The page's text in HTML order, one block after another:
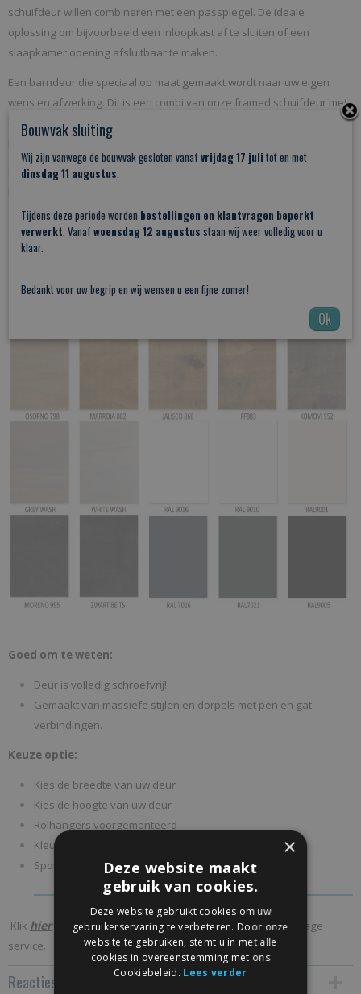
schuifdeur willen combineren met een passpiegel. De ideale
oplossing om bijvoorbeeld een inloopkast af te sluiten of een
slaapkamer opening afsluitbaar te maken.​​
Een barndeur die speciaal op maat gemaakt wordt naar uw eigen
wens en afwerking. Dit is een combi van onze framed schuifdeur met
een op 4mm dunne op maat gemaakte spiegel. De ideale deur voor
Kortom een unieke loftdeur met een fraaie afwerking waarvan u zelf
BESTEL DEZE SCHUIFDEUR 1 VAN DE VOLGENDE KLEUREN:
Goed om te weten:
Deur is volledig schroefvrij!
Gemaakt van massiefe stijlen en dorpels met pen en gat
verbindingen.
Keuze optie:
Kies de breedte van uw deur
Kies de hoogte van uw deur
Rolhangers voorgemonteerd
Kleurafwerking deur
Sponning voor de vloergeleider.
Klik hier
om gebruik te maken van onze inmeet en/of montage
service.
Reacties
Bouwvak sluiting
Wij zijn vanwege de bouwvak gesloten vanaf vrijdag 17 juli tot en met
dinsdag 11 augustus.
Tijdens deze periode worden bestellingen en klantvragen beperkt
verwerkt. Vanaf woensdag 12 augustus staan wij weer volledig voor u
klaar.
Bedankt voor uw begrip en wij wensen u een fijne zomer!
Ok
×
Deze website maakt
gebruik van cookies.
Deze website gebruikt cookies om uw
gebruikerservaring te verbeteren. Door onze
website te gebruiken, stemt u in met alle
cookies in overeenstemming met ons
Cookiebeleid. Lees verder